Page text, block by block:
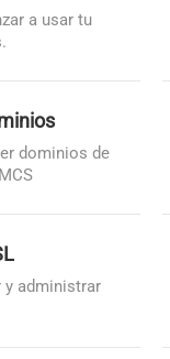
a usar tu
dominios de
y administrar